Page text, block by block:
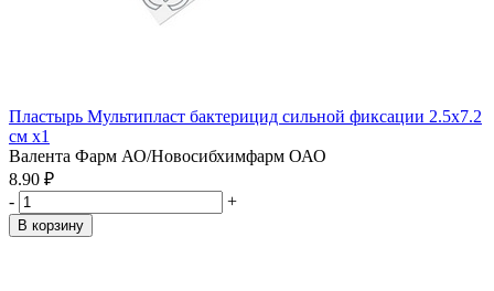
Пластырь Мультипласт бактерицид сильной фиксации 2.5х7.2
см x1
Валента Фарм АО/Новосибхимфарм ОАО
8.90 ₽
-
+
В корзину